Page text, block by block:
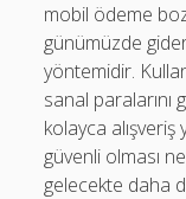
mobil ödeme
günümüzde
yöntemidir.
sanal
kolayca
güvenli olması
gelecekte daha